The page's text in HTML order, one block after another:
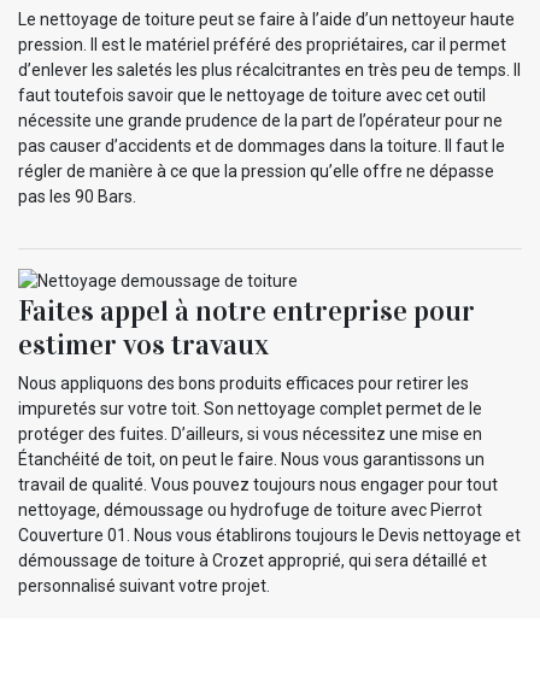
Le nettoyage de toiture peut se faire à l’aide d’un nettoyeur haute
pression. Il est le matériel préféré des propriétaires, car il permet
d’enlever les saletés les plus récalcitrantes en très peu de temps. Il
faut toutefois savoir que le nettoyage de toiture avec cet outil
nécessite une grande prudence de la part de l’opérateur pour ne
pas causer d’accidents et de dommages dans la toiture. Il faut le
régler de manière à ce que la pression qu’elle offre ne dépasse
pas les 90 Bars.
Faites appel à notre entreprise pour
estimer vos travaux
Nous appliquons des bons produits efficaces pour retirer les
impuretés sur votre toit. Son nettoyage complet permet de le
protéger des fuites. D’ailleurs, si vous nécessitez une mise en
Étanchéité de toit, on peut le faire. Nous vous garantissons un
travail de qualité. Vous pouvez toujours nous engager pour tout
nettoyage, démoussage ou hydrofuge de toiture avec Pierrot
Couverture 01. Nous vous établirons toujours le Devis nettoyage et
démoussage de toiture à Crozet approprié, qui sera détaillé et
personnalisé suivant votre projet.